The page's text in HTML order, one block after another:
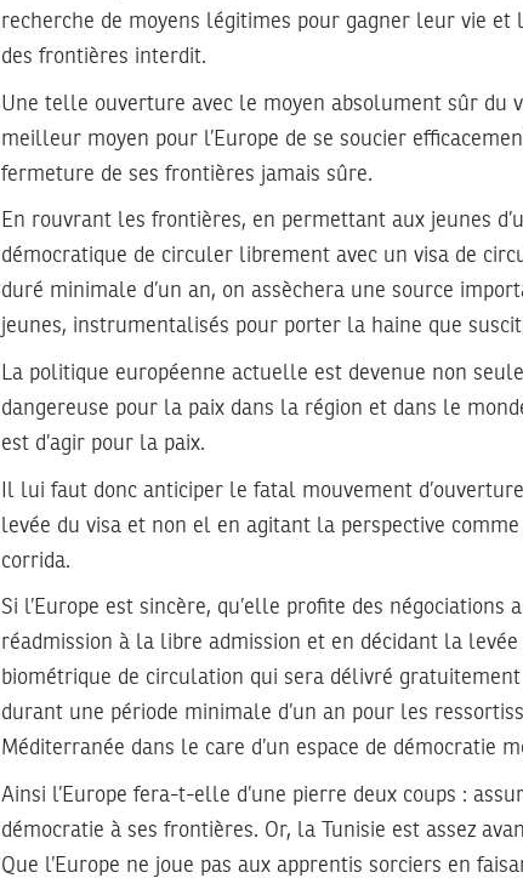
recherche de moyens légitimes pour gagner leur vie
des frontières interdit.
Une telle ouverture avec le moyen absolument sûr du
meilleur moyen pour l’Europe de se soucier
fermeture de ses frontières jamais sûre.
En rouvrant les frontières, en permettant aux jeunes
démocratique de circuler librement avec un visa de
duré minimale d’un an, on assèchera une source
jeunes, instrumentalisés pour porter la haine que
La politique européenne actuelle est devenue non
dangereuse pour la paix dans la région et dans le
est d’agir pour la paix.
Il lui faut donc anticiper le fatal mouvement
levée du visa et non el en agitant la perspective
corrida.
Si l’Europe est sincère, qu’elle profite des
réadmission à la libre admission et en décidant la
biométrique de circulation qui sera délivré
durant une période minimale d’un an pour les
Méditerranée dans le care d’un espace de démocratie
Ainsi l’Europe fera-t-elle d’une pierre deux coups :
démocratie à ses frontières. Or, la Tunisie est assez
Que l’Europe ne joue pas aux apprentis sorciers en